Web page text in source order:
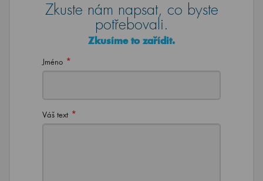
Zkuste nám napsat, co byste
potřebovali.
Zkusíme to zařídit.
Jméno *
Váš text *